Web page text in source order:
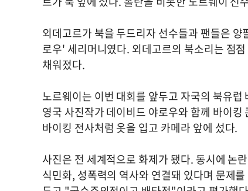
외데고르가 북을 두드리자 선수들과 팬들은
로우' 세리머니였다. 외데고르의 북소리는 점
채워졌다.
노르웨이는 이번 대회를 앞두고 자국의 북유
영국 사진작가 데이비드 야로우와 함께 바이
바이킹 전사처럼 옷을 입고 카메라 앞에 섰다.
사진은 전 세계적으로 화제가 됐다. 동시에 논
식민화, 성폭력의 역사와 연결돼 있다며 문제